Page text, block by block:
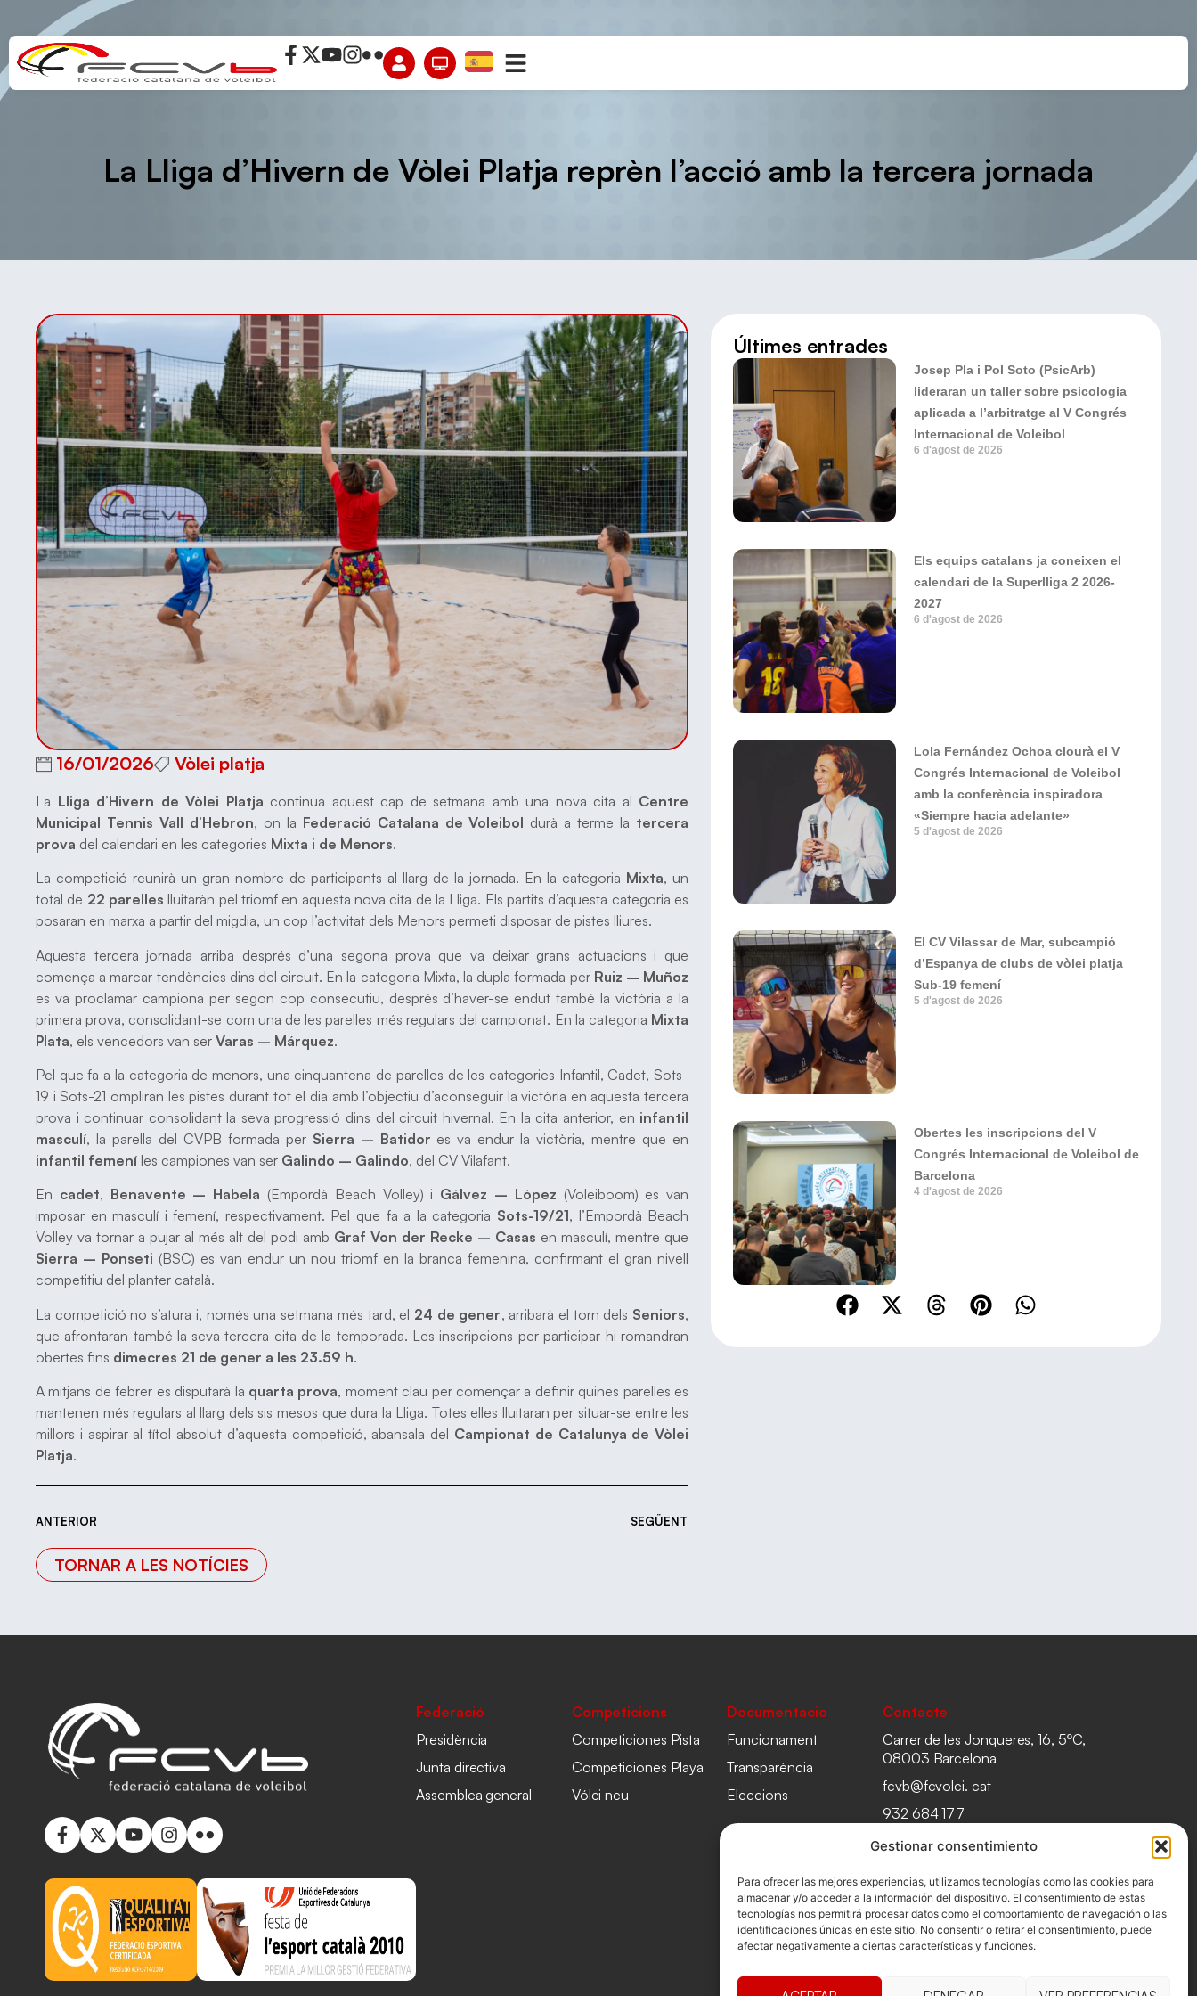
Gestionar consentimiento
Para ofrecer las mejores experiencias, utilizamos tecnologías como las cookies para
almacenar y/o acceder a la información del dispositivo. El consentimiento de estas
tecnologías nos permitirá procesar datos como el comportamiento de navegación o las
identificaciones únicas en este sitio. No consentir o retirar el consentimiento, puede
afectar negativamente a ciertas características y funciones.
La Lliga d’Hivern de Vòlei Platja reprèn l’acció amb la tercera jornada
16/01/2026 Vòlei platja
La Lliga d’Hivern de Vòlei Platja continua aquest cap de setmana amb una nova cita al Centre
Municipal Tennis Vall d’Hebron, on la Federació Catalana de Voleibol durà a terme la tercera
prova del calendari en les categories Mixta i de Menors.
La competició reunirà un gran nombre de participants al llarg de la jornada. En la categoria Mixta, un
total de 22 parelles lluitaràn pel triomf en aquesta nova cita de la Lliga. Els partits d’aquesta categoria es
posaran en marxa a partir del migdia, un cop l’activitat dels Menors permeti disposar de pistes lliures.
Aquesta tercera jornada arriba després d’una segona prova que va deixar grans actuacions i que
comença a marcar tendències dins del circuit. En la categoria Mixta, la dupla formada per Ruiz – Muñoz
es va proclamar campiona per segon cop consecutiu, després d’haver-se endut també la victòria a la
primera prova, consolidant-se com una de les parelles més regulars del campionat. En la categoria Mixta
Plata, els vencedors van ser Varas – Márquez.
Pel que fa a la categoria de menors, una cinquantena de parelles de les categories Infantil, Cadet, Sots-
19 i Sots-21 ompliran les pistes durant tot el dia amb l’objectiu d’aconseguir la victòria en aquesta tercera
prova i continuar consolidant la seva progressió dins del circuit hivernal. En la cita anterior, en infantil
masculí, la parella del CVPB formada per Sierra – Batidor es va endur la victòria, mentre que en
infantil femení les campiones van ser Galindo – Galindo, del CV Vilafant.
En cadet, Benavente – Habela (Empordà Beach Volley) i Gálvez – López (Voleiboom) es van
imposar en masculí i femení, respectivament. Pel que fa a la categoria Sots-19/21, l’Empordà Beach
Volley va tornar a pujar al més alt del podi amb Graf Von der Recke – Casas en masculí, mentre que
Sierra – Ponseti (BSC) es van endur un nou triomf en la branca femenina, confirmant el gran nivell
competitiu del planter català.
La competició no s’atura i, només una setmana més tard, el 24 de gener, arribarà el torn dels Seniors,
que afrontaran també la seva tercera cita de la temporada. Les inscripcions per participar-hi romandran
obertes fins dimecres 21 de gener a les 23.59 h.
A mitjans de febrer es disputarà la quarta prova, moment clau per començar a definir quines parelles es
mantenen més regulars al llarg dels sis mesos que dura la Lliga. Totes elles lluitaran per situar-se entre les
millors i aspirar al títol absolut d’aquesta competició, abansala del Campionat de Catalunya de Vòlei
Platja.
ANTERIOR SEGÜENT
TORNAR A LES NOTÍCIES
Últimes entrades
Josep Pla i Pol Soto (PsicArb)
lideraran un taller sobre psicologia
aplicada a l’arbitratge al V Congrés
Internacional de Voleibol
6 d'agost de 2026
Els equips catalans ja coneixen el
calendari de la Superlliga 2 2026-
2027
6 d'agost de 2026
Lola Fernández Ochoa clourà el V
Congrés Internacional de Voleibol
amb la conferència inspiradora
«Siempre hacia adelante»
5 d'agost de 2026
El CV Vilassar de Mar, subcampió
d’Espanya de clubs de vòlei platja
Sub-19 femení
5 d'agost de 2026
Obertes les inscripcions del V
Congrés Internacional de Voleibol de
Barcelona
4 d'agost de 2026
Federació
Presidència
Junta directiva
Assemblea general
Competicions
Competiciones Pista
Competiciones Playa
Vólei neu
Documentacio
Funcionament
Transparència
Eleccions
Contacte
Carrer de les Jonqueres, 16, 5ºC,
08003 Barcelona
fcvb@fcvolei. cat
932 684 177